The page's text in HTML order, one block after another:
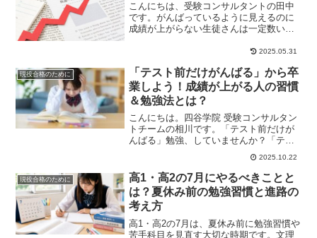
こんにちは、受験コンサルタントの田中
です。がんばっているように見えるのに
成績が上がらない生徒さんは一定数いま
2025.05.31
現役合格のために
「テスト前だけがんばる」から卒
業しよう！成績が上がる人の習慣
＆勉強法とは？
こんにちは。四谷学院 受験コンサルタン
トチームの相川です。「テスト前だけが
んばる」勉強、していませんか？「テス
ト直前にならないとやる気が出ない」
2025.10.22
現役合格のために
高1・高2の7月にやるべきことと
は？夏休み前の勉強習慣と進路の
考え方
高1・高2の7月は、夏休み前に勉強習慣や
苦手科目を見直す大切な時期です。文理